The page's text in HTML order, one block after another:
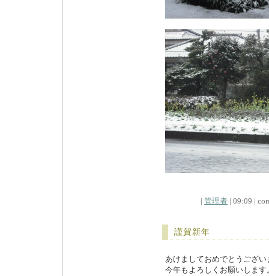
| 管理者 | 09:09 |
謹賀新年
あけましておめでとうござい
今年もよろしくお願いします